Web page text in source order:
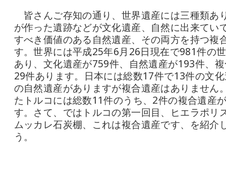
皆さんご存知の通り、世界遺産には三種類あ
が作った遺跡などが文化遺産、自然に出来てい
すべき価値のある自然遺産、その両方を持つ複
す。世界には平成25年6月26日現在で981件の
あり、文化遺産が759件、自然遺産が193件、
29件あります。日本には総数17件で13件の文
の自然遺産がありますが複合遺産はありません
たトルコには総数11件のうち、2件の複合遺産
す。さて、ではトルコの第一回目、ヒエラポリ
ムッカレ石炭棚、これは複合遺産です、を紹介
う。